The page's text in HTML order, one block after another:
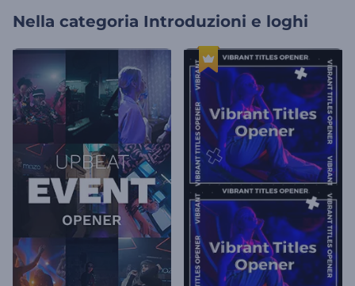
Nella categoria Introduzioni e loghi